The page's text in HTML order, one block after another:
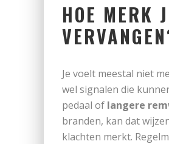
HOE MERK
Je voelt meestal niet
wel signalen die
pedaal of langere
branden, kan dat
klachten merkt.